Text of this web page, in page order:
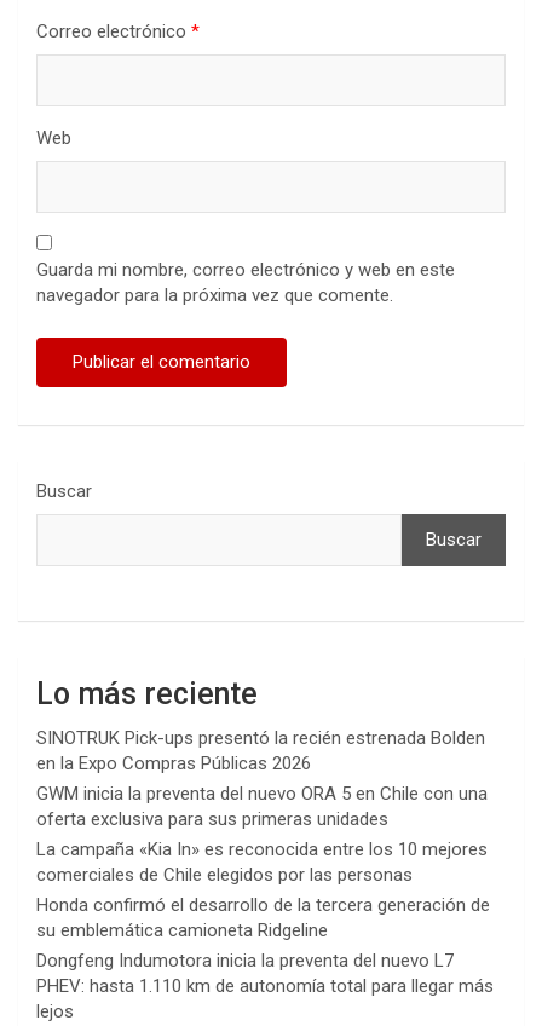
Correo electrónico *
Web
Guarda mi nombre, correo electrónico y web en este
navegador para la próxima vez que comente.
Buscar
Buscar
Lo más reciente
SINOTRUK Pick-ups presentó la recién estrenada Bolden
en la Expo Compras Públicas 2026
GWM inicia la preventa del nuevo ORA 5 en Chile con una
oferta exclusiva para sus primeras unidades
La campaña «Kia In» es reconocida entre los 10 mejores
comerciales de Chile elegidos por las personas
Honda confirmó el desarrollo de la tercera generación de
su emblemática camioneta Ridgeline
Dongfeng Indumotora inicia la preventa del nuevo L7
PHEV: hasta 1.110 km de autonomía total para llegar más
lejos